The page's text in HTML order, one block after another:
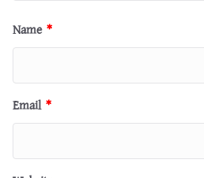
Name *
Email *